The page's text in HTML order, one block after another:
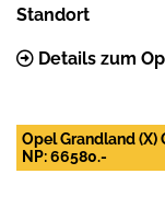
Standort
Details zum
Opel Grandland (X)
NP: 66580.-